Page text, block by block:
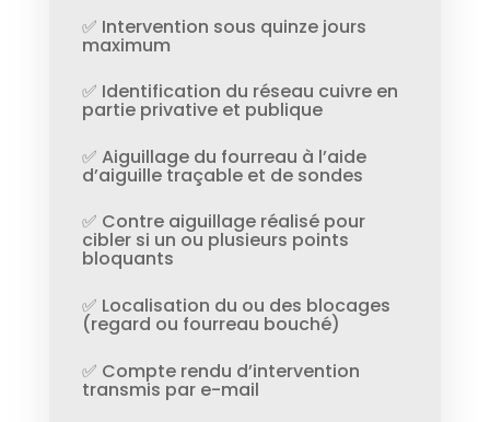
✅ Intervention sous quinze jours
maximum
✅ Identification du réseau cuivre en
partie privative et publique
✅ Aiguillage du fourreau à l’aide
d’aiguille traçable et de sondes
✅ Contre aiguillage réalisé pour
cibler si un ou plusieurs points
bloquants
✅ Localisation du ou des blocages
(regard ou fourreau bouché)
✅ Compte rendu d’intervention
transmis par e-mail